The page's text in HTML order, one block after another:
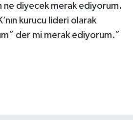
diyecek merak ediyorum.
kurucu lideri olarak
der mi merak ediyorum.”